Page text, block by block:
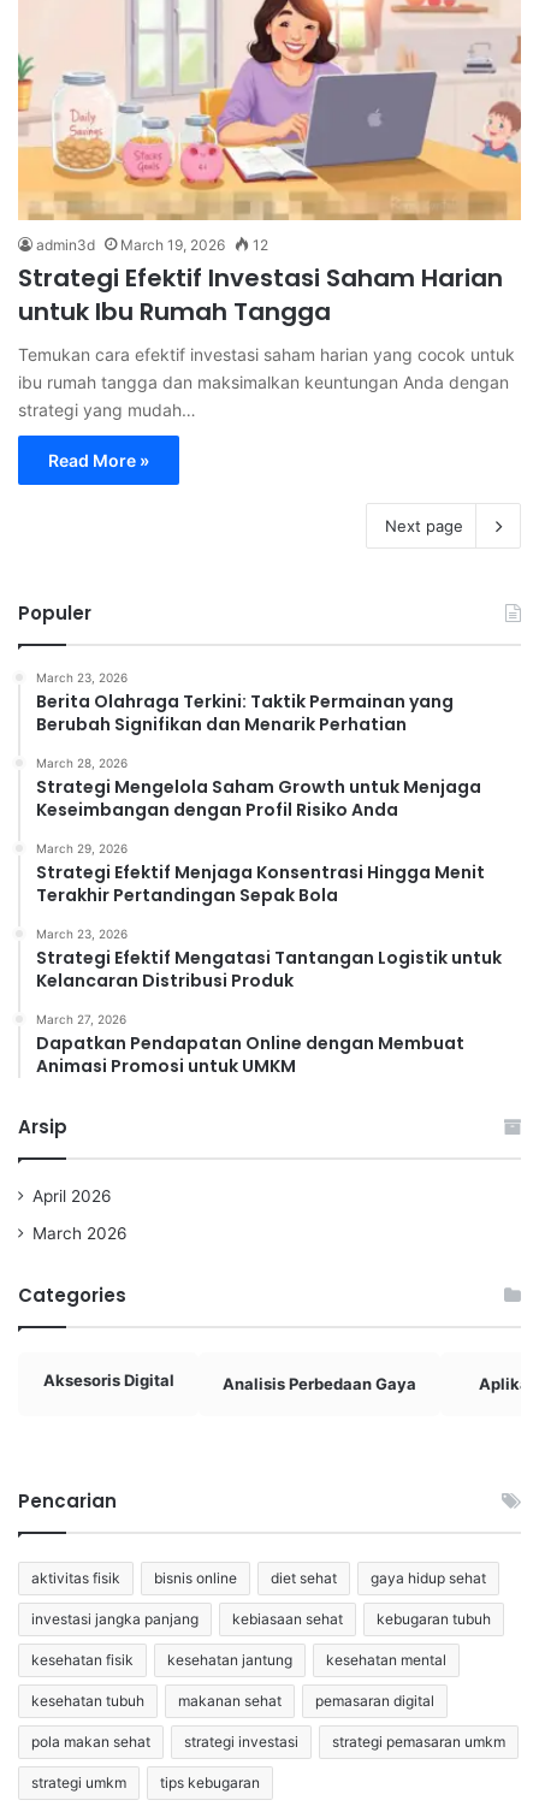
admin3d March 19, 2026 12
Strategi Efektif Investasi Saham Harian
untuk Ibu Rumah Tangga
Temukan cara efektif investasi saham harian yang cocok untuk
ibu rumah tangga dan maksimalkan keuntungan Anda dengan
strategi yang mudah…
Read More »
Next page
Populer
March 23, 2026
Berita Olahraga Terkini: Taktik Permainan yang
Berubah Signifikan dan Menarik Perhatian
March 28, 2026
Strategi Mengelola Saham Growth untuk Menjaga
Keseimbangan dengan Profil Risiko Anda
March 29, 2026
Strategi Efektif Menjaga Konsentrasi Hingga Menit
Terakhir Pertandingan Sepak Bola
March 23, 2026
Strategi Efektif Mengatasi Tantangan Logistik untuk
Kelancaran Distribusi Produk
March 27, 2026
Dapatkan Pendapatan Online dengan Membuat
Animasi Promosi untuk UMKM
Arsip
April 2026
March 2026
Categories
Aksesoris Digital Analisis Perbedaan Gaya
Pencarian
aktivitas fisik bisnis online diet sehat gaya hidup sehat
investasi jangka panjang kebiasaan sehat kebugaran tubuh
kesehatan fisik kesehatan jantung kesehatan mental
kesehatan tubuh makanan sehat pemasaran digital
pola makan sehat strategi investasi strategi pemasaran umkm
strategi umkm tips kebugaran